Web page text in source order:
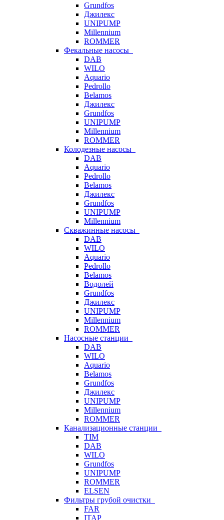
Grundfos
Джилекс
UNIPUMP
Millennium
ROMMER
Фекальные насосы
DAB
WILO
Aquario
Pedrollo
Belamos
Джилекс
Grundfos
UNIPUMP
Millennium
ROMMER
Колодезные насосы
DAB
Aquario
Pedrollo
Belamos
Джилекс
Grundfos
UNIPUMP
Millennium
Скважинные насосы
DAB
WILO
Aquario
Pedrollo
Belamos
Водолей
Grundfos
Джилекс
UNIPUMP
Millennium
ROMMER
Насосные станции
DAB
WILO
Aquario
Belamos
Grundfos
Джилекс
UNIPUMP
Millennium
ROMMER
Канализационные станции
TIM
DAB
WILO
Grundfos
UNIPUMP
ROMMER
ELSEN
Фильтры грубой очистки
FAR
ITAP